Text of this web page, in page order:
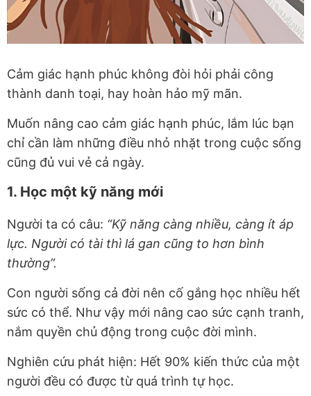
Cảm giác hạnh phúc không đòi hỏi phải công
thành danh toại, hay hoàn hảo mỹ mãn.
Muốn nâng cao cảm giác hạnh phúc, lắm lúc bạn
chỉ cần làm những điều nhỏ nhặt trong cuộc sống
cũng đủ vui vẻ cả ngày.
1. Học một kỹ năng mới
Người ta có câu: “Kỹ năng càng nhiều, càng ít áp
lực. Người có tài thì lá gan cũng to hơn bình
thường”.
Con người sống cả đời nên cố gắng học nhiều hết
sức có thể. Như vậy mới nâng cao sức cạnh tranh,
nắm quyền chủ động trong cuộc đời mình.
Nghiên cứu phát hiện: Hết 90% kiến thức của một
người đều có được từ quá trình tự học.